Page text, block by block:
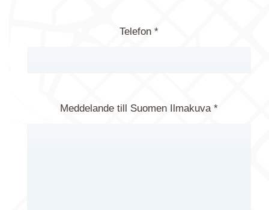
Telefon *
Meddelande till Suomen Ilmakuva *